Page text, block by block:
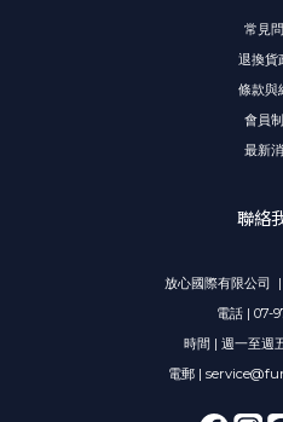
常見
退換貨
條款與
會員
最新
聯絡
放心國際有限公司
電話 | 07-
時間 | 週一至週
電郵 |